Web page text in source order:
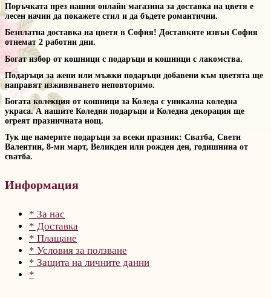
Поръчката през нашия онлайн магазина за доставка на цветя е
лесен начин да покажете стил и да бъдете романтични.
Безплатна доставка на цветя в София! Доставките извън София
отнемат 2 работни дни.
Богат избор от кошници с подаръци и кошници с лакомства.
Подаръци за жени или мъжки подаръци добавени към цветята ще
направят изживяването неповторимо.
Богата колекция от кошници за Коледа с уникална коледна
украса. А нашите Коледни подаръци и Коледна декорация ще
огреят празничната нощ.
Тук ще намерите подаръци за всеки празник: Сватба, Свети
Валентин, 8-ми март, Великден или рожден ден, годишнина от
сватба.
Информация
* За нас
* Доставка
* Плащане
* Условия за ползване
* Защита на личните данни
*